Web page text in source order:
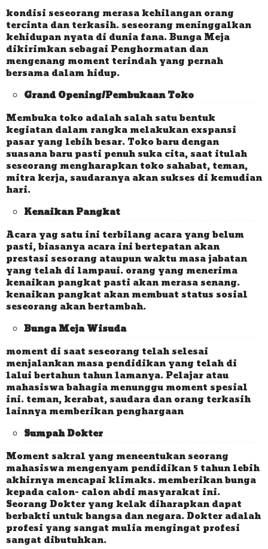
kondisi seseorang merasa kehilangan orang
tercinta dan terkasih. seseorang meninggalkan
kehidupan nyata di dunia fana. Bunga Meja
dikirimkan sebagai Penghormatan dan
mengenang moment terindah yang pernah
bersama dalam hidup.
Grand Opening/Pembukaan Toko
Membuka toko adalah salah satu bentuk
kegiatan dalam rangka melakukan exspansi
pasar yang lebih besar. Toko baru dengan
suasana baru pasti penuh suka cita, saat itulah
seseorang mengharapkan toko sahabat, teman,
mitra kerja, saudaranya akan sukses di kemudian
hari.
Kenaikan Pangkat
Acara yag satu ini terbilang acara yang belum
pasti, biasanya acara ini bertepatan akan
prestasi sesorang ataupun waktu masa jabatan
yang telah di lampaui. orang yang menerima
kenaikan pangkat pasti akan merasa senang.
kenaikan pangkat akan membuat status sosial
seseorang akan bertambah.
Bunga Meja Wisuda
moment di saat seseorang telah selesai
menjalankan masa pendidikan yang telah di
lalui bertahun tahun lamanya. Pelajar atau
mahasiswa bahagia menunggu moment spesial
ini. teman, kerabat, saudara dan orang terkasih
lainnya memberikan penghargaan
Sumpah Dokter
Moment sakral yang meneentukan seorang
mahasiswa mengenyam pendidikan 5 tahun lebih
akhirnya mencapai klimaks. memberikan bunga
kepada calon- calon abdi masyarakat ini.
Seorang Dokter yang kelak diharapkan dapat
berbakti untuk bangsa dan negara. Dokter adalah
profesi yang sangat mulia mengingat profesi
sangat dibutuhkan.